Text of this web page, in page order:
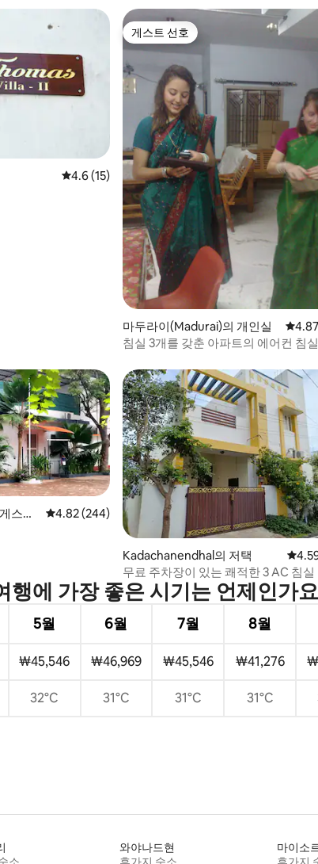
평점 4.6점(5점 만점), 후기 15개
4.6 (15)
게스트 선호
게스트 선호
마두라이(Madurai)의 개인실 평점
침실 3개를 갖춘 아파트의 에어컨 침
스트
평점 4.82점(5점 만점), 후기 244개
4.82 (244)
Kadachanendhal의 저택
평점
무료 주차장이 있는 쾌적한 3 AC 침실
행에 가장 좋은 시기는 언제인가
5월 6월 7월 8월
₩45,546 ₩46,969 ₩45,546 ₩41,276
32°C 31°C 31°C 31°C
와야나드현
마이소